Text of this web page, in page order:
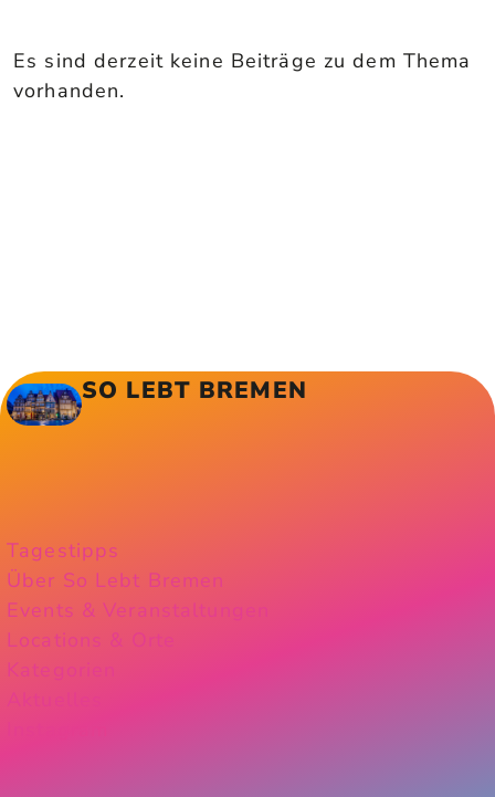
Es sind derzeit keine Beiträge zu dem Thema
vorhanden.
SO LEBT BREMEN
Tagestipps
Über So Lebt Bremen
Events & Veranstaltungen
Locations & Orte
Kategorien